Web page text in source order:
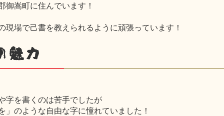
御嵩町に住んでいます！
現場で己書を教えられるように頑張っています！
魅力
字を書くのは苦手でしたが
」のような自由な字に憧れていました！